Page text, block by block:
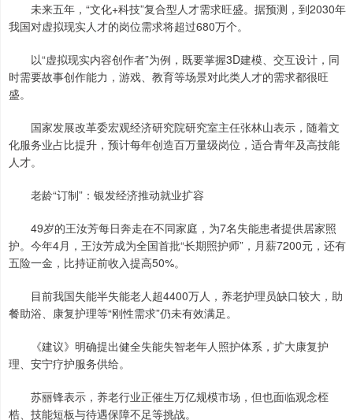
未来五年，“文化+科技”复合型人才需求旺盛。据预测，到2030年
我国对虚拟现实人才的岗位需求将超过680万个。
以“虚拟现实内容创作者”为例，既要掌握3D建模、交互设计，同
时需要故事创作能力，游戏、教育等场景对此类人才的需求都很旺
盛。
国家发展改革委宏观经济研究院研究室主任张林山表示，随着文
化服务业占比提升，预计每年创造百万量级岗位，适合青年及高技能
人才。
老龄“订制”：银发经济推动就业扩容
49岁的王汝芳每日奔走在不同家庭，为7名失能患者提供居家照
护。今年4月，王汝芳成为全国首批“长期照护师”，月薪7200元，还有
五险一金，比持证前收入提高50%。
目前我国失能半失能老人超4400万人，养老护理员缺口较大，助
餐助浴、康复护理等“刚性需求”仍未有效满足。
《建议》明确提出健全失能失智老年人照护体系，扩大康复护
理、安宁疗护服务供给。
苏丽锋表示，养老行业正催生万亿规模市场，但也面临观念桎
梏、技能短板与待遇保障不足等挑战。